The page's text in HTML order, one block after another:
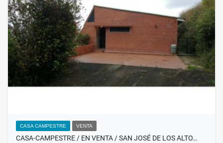
CASA CAMPESTRE VENTA
CASA-CAMPESTRE / EN VENTA / SAN JOSÉ DE LOS ALTO…